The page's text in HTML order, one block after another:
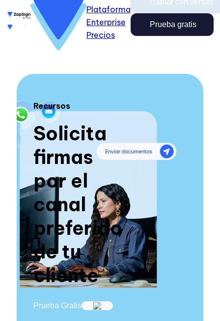
Plataforma
Enterprise
Precios
Hablar con ventas
Prueba gratis
Enterprise
Precios
Prueba gratis Hablar con ventas
Recursos
Solicita
firmas
por el
canal
preferido
de tu
cliente
Prueba Gratis